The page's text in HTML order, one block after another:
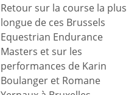
Retour sur la course la plus
longue de ces Brussels
Equestrian Endurance
Masters​ et sur les
performances de Karin
Boulanger​ et Romane